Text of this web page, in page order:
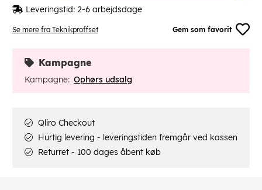
Se mere fra Teknikproffset Gem som favorit
Leveringstid: 2-6 arbejdsdage
Kampagne
Kampagne: Ophørs udsalg
Qliro Checkout
Hurtig levering - leveringstiden fremgår ved kassen
Returret - 100 dages åbent køb